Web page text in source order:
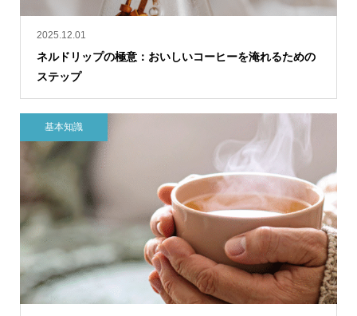
2025.12.01
ネルドリップの極意：おいしいコーヒーを淹れるための
ステップ
基本知識